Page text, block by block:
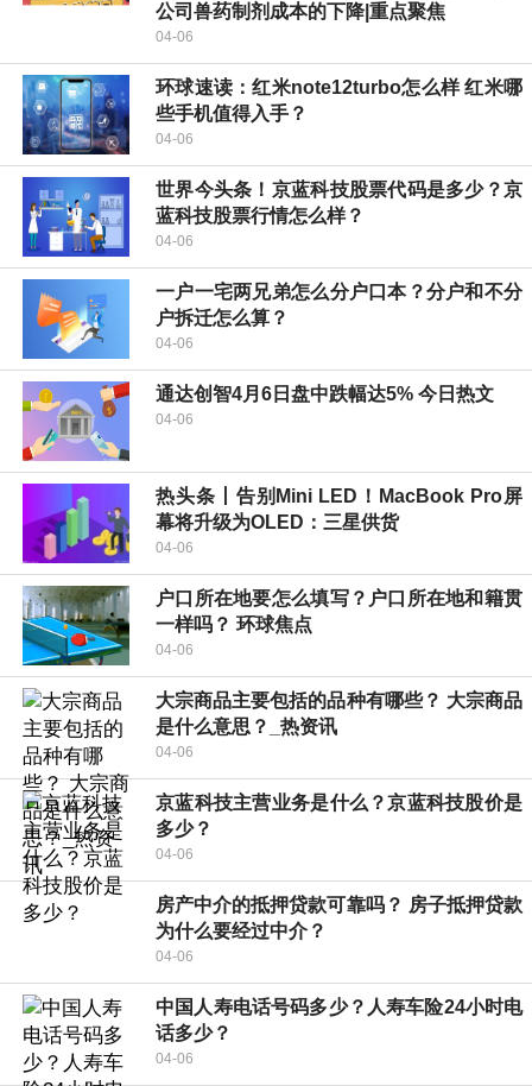
公司兽药制剂成本的下降|重点聚焦
04-06
环球速读：红米note12turbo怎么样 红米哪
些手机值得入手？
04-06
世界今头条！京蓝科技股票代码是多少？京
蓝科技股票行情怎么样？
04-06
一户一宅两兄弟怎么分户口本？分户和不分
户拆迁怎么算？
04-06
通达创智4月6日盘中跌幅达5% 今日热文
04-06
热头条丨告别Mini LED！MacBook Pro屏
幕将升级为OLED：三星供货
04-06
户口所在地要怎么填写？户口所在地和籍贯
一样吗？ 环球焦点
04-06
大宗商品主要包括的品种有哪些？ 大宗商品
是什么意思？_热资讯
04-06
京蓝科技主营业务是什么？京蓝科技股价是
多少？
04-06
房产中介的抵押贷款可靠吗？ 房子抵押贷款
为什么要经过中介？
04-06
中国人寿电话号码多少？人寿车险24小时电
话多少？
04-06